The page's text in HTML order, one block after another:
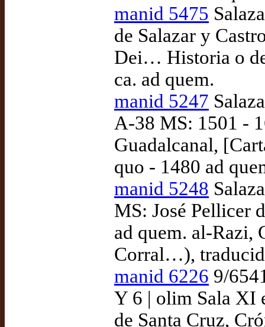
manid 5475
de Salazar y
Dei… Historia o
ca. ad quem.
manid 5247
A-38 MS: 1501 -
Guadalcanal,
quo - 1480 ad
manid 5248
MS: José Pellicer
ad quem. al-Razi,
Corral…),
manid 6226 9/
Y 6 | olim Sala XI
de Santa Cruz,